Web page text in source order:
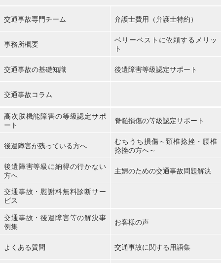
交通事故専門チーム 弁護士費用（弁護士特約）
事務所概要
ベリーベストに依頼するメリッ
ト
交通事故の基礎知識 後遺障害等級認定サポート
交通事故コラム
高次脳機能障害の等級認定サポ
ート
脊髄損傷の等級認定サポート
後遺障害が残っている方へ
むちうち損傷～頚椎捻挫・腰椎
捻挫の方へ～
後遺障害等級に納得の行かない
方へ
主婦のための交通事故問題解決
交通事故・慰謝料無料診断サー
ビス
交通事故・後遺障害等の解決事
例集
お客様の声
よくある質問 交通事故に関する用語集